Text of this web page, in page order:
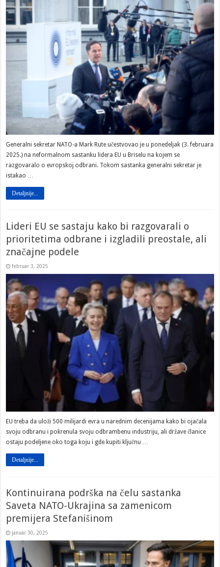
Generalni sekretar NATO-a Mark Rute učestvovao je u ponedeljak (3. februara
2025.) na neformalnom sastanku lidera EU u Briselu na kojem se
razgovaralo o evropskoj odbrani. Tokom sastanka generalni sekretar je
istakao …
Detaljnije...
Lideri EU se sastaju kako bi razgovarali o
prioritetima odbrane i izgladili preostale, ali
značajne podele
februar 3, 2025
EU treba da uloži 500 milijardi evra u narednim decenijama kako bi ojačala
svoju odbranu i pokrenula svoju odbrambenu industriju, ali države članice
ostaju podeljene oko toga koju i gde kupiti ključnu …
Detaljnije...
Kontinuirana podrška na čelu sastanka
Saveta NATO-Ukrajina sa zamenicom
premijera Stefanišinom
januar 30, 2025